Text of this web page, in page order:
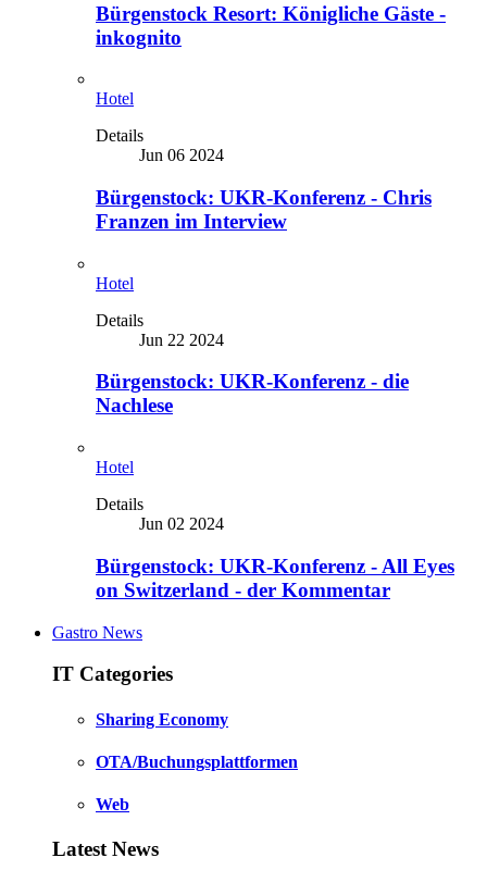
Bürgenstock Resort: Königliche Gäste -
inkognito
Hotel
Details
Jun 06 2024
Bürgenstock: UKR-Konferenz - Chris
Franzen im Interview
Hotel
Details
Jun 22 2024
Bürgenstock: UKR-Konferenz - die
Nachlese
Hotel
Details
Jun 02 2024
Bürgenstock: UKR-Konferenz - All Eyes
on Switzerland - der Kommentar
Gastro News
IT Categories
Sharing Economy
OTA/Buchungsplattformen
Web
Latest News